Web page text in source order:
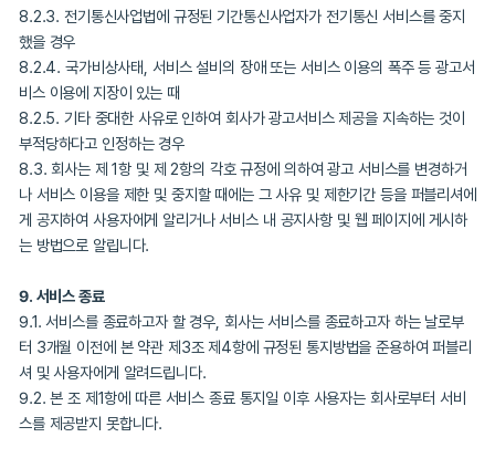
7.2.11. 회사의 사전승인 및 다른 사용자에 대한 사전 동의 없이
파이웨어, 애드웨어 등의 프로그램을 강제로 설치하게 한 경우
7.2.12. 서비스 방문자나 타 사용자의 의사와 무관하게 특정 사이트
유도한 경우
7.2.13. 서비스 이용 중 불법복제 소프트웨어, 제3자의 저작물을 밀
의 관련 법률에 저촉되는 행위를 한 경우
7.2.14. 인종/성/광신/이적 등의 반사회적/도덕적 편견에 기반한 단
하는 행위를 한 경우
7.2.15. 다른 사용자의 ID/이메일 계정 등의 개인정보를 수집하는 행
7.2.17. 다른 사용자로 하여금 상기 6항 내지 17항의 금지행위를 하
및 조장하는 활동을 한 경우
7.2.18. 본 약관에 규정된 사용자의 의무를 위반한 경우
7.2.19. 기타 당사가 공지한 서비스 운영 정책을 위반한 경우